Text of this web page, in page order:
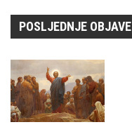
POSLJEDNJE OBJAVE